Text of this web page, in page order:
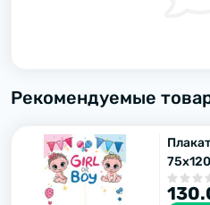
Рекомендуемые